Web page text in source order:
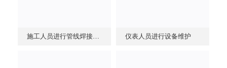
施工人员进行管线焊接组对 仪表人员进行设备维护